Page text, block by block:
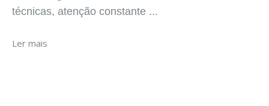
técnicas, atenção constante ...
Ler mais